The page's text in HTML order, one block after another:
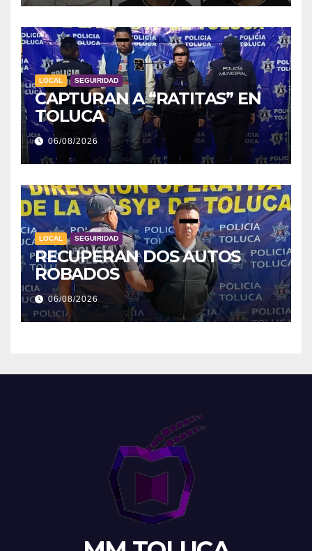
LOCAL SEGUIRIDAD
CAPTURAN A “RATITAS” EN
TOLUCA
06/08/2026
LOCAL SEGUIRIDAD
RECUPERAN DOS AUTOS
ROBADOS
06/08/2026